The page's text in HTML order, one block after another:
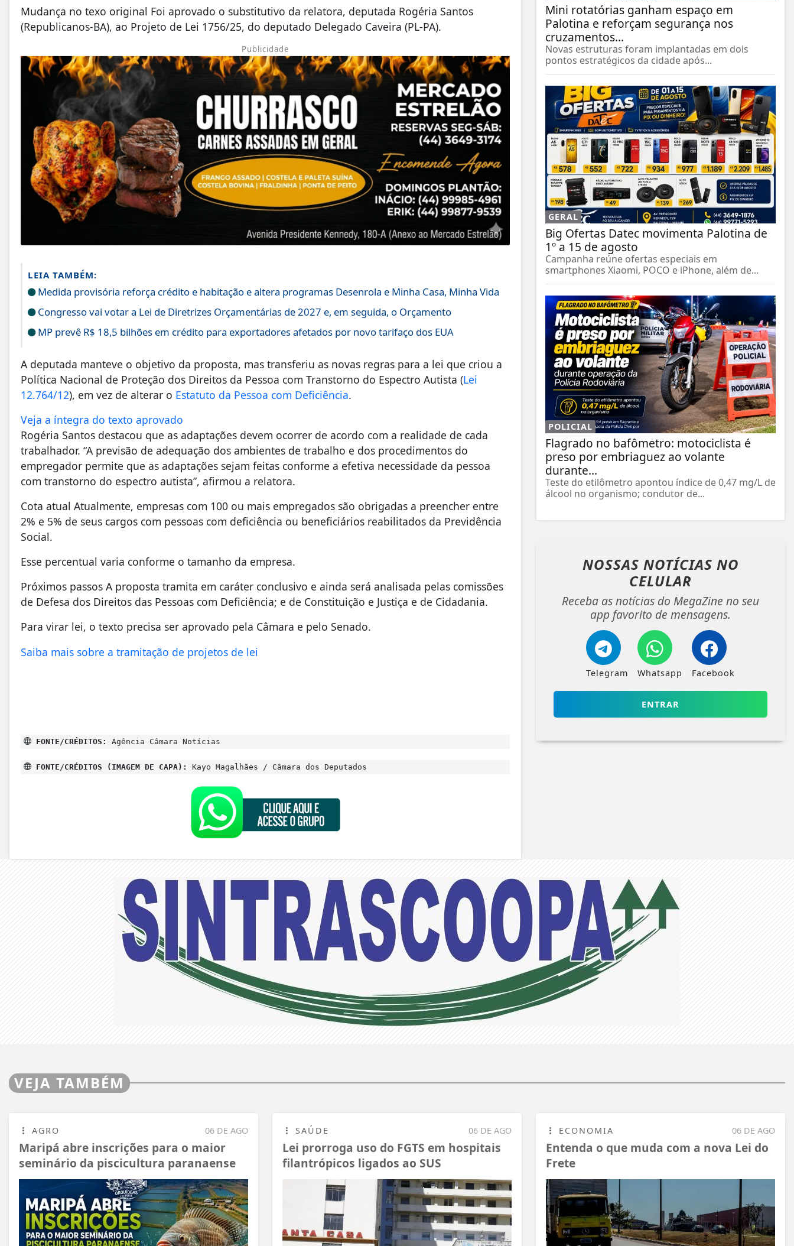
Mudança no texo original Foi aprovado o substitutivo da relatora, deputada Rogéria Santos
(Republicanos-BA), ao Projeto de Lei 1756/25, do deputado Delegado Caveira (PL-PA).
Publicidade
LEIA TAMBÉM:
Medida provisória reforça crédito e habitação e altera programas Desenrola e Minha Casa, Minha Vida
Congresso vai votar a Lei de Diretrizes Orçamentárias de 2027 e, em seguida, o Orçamento
MP prevê R$ 18,5 bilhões em crédito para exportadores afetados por novo tarifaço dos EUA
A deputada manteve o objetivo da proposta, mas transferiu as novas regras para a lei que criou a
Política Nacional de Proteção dos Direitos da Pessoa com Transtorno do Espectro Autista (Lei
12.764/12), em vez de alterar o Estatuto da Pessoa com Deficiência.
Veja a íntegra do texto aprovado
Rogéria Santos destacou que as adaptações devem ocorrer de acordo com a realidade de cada
trabalhador. “A previsão de adequação dos ambientes de trabalho e dos procedimentos do
empregador permite que as adaptações sejam feitas conforme a efetiva necessidade da pessoa
com transtorno do espectro autista”, afirmou a relatora.
Cota atual Atualmente, empresas com 100 ou mais empregados são obrigadas a preencher entre
2% e 5% de seus cargos com pessoas com deficiência ou beneficiários reabilitados da Previdência
Social.
Esse percentual varia conforme o tamanho da empresa.
Próximos passos A proposta tramita em caráter conclusivo e ainda será analisada pelas comissões
de Defesa dos Direitos das Pessoas com Deficiência; e de Constituição e Justiça e de Cidadania.
Para virar lei, o texto precisa ser aprovado pela Câmara e pelo Senado.
Saiba mais sobre a tramitação de projetos de lei
FONTE/CRÉDITOS: Agência Câmara Notícias
FONTE/CRÉDITOS (IMAGEM DE CAPA): Kayo Magalhães / Câmara dos Deputados
Mini rotatórias ganham espaço em
Palotina e reforçam segurança nos
cruzamentos...
Novas estruturas foram implantadas em dois
pontos estratégicos da cidade após...
GERAL
Big Ofertas Datec movimenta Palotina de
1º a 15 de agosto
Campanha reúne ofertas especiais em
smartphones Xiaomi, POCO e iPhone, além de...
POLICIAL
Flagrado no bafômetro: motociclista é
preso por embriaguez ao volante
durante...
Teste do etilômetro apontou índice de 0,47 mg/L de
álcool no organismo; condutor de...
NOSSAS NOTÍCIAS NO
CELULAR
Receba as notícias do MegaZine no seu
app favorito de mensagens.
Telegram Whatsapp Facebook
ENTRAR
VEJA TAMBÉM
06 DE AGO
AGRO
Maripá abre inscrições para o maior
seminário da piscicultura paranaense
06 DE AGO
SAÚDE
Lei prorroga uso do FGTS em hospitais
filantrópicos ligados ao SUS
06 DE AGO
ECONOMIA
Entenda o que muda com a nova Lei do
Frete